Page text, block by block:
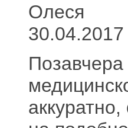
Олеся
30.04.2017